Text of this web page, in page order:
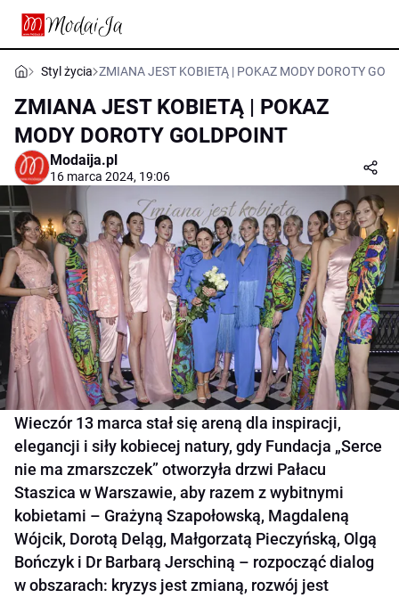
Styl życia ZMIANA JEST KOBIETĄ | POKAZ MODY DOROTY
ZMIANA JEST KOBIETĄ | POKAZ
MODY DOROTY GOLDPOINT
Modaija.pl
16 marca 2024, 19:06
Wieczór 13 marca stał się areną dla inspiracji,
elegancji i siły kobiecej natury, gdy Fundacja „Serce
nie ma zmarszczek” otworzyła drzwi Pałacu
Staszica w Warszawie, aby razem z wybitnymi
kobietami – Grażyną Szapołowską, Magdaleną
Wójcik, Dorotą Deląg, Małgorzatą Pieczyńską, Olgą
Bończyk i Dr Barbarą Jerschiną – rozpocząć dialog
w obszarach: kryzys jest zmianą, rozwój jest